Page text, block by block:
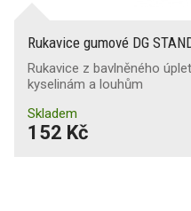
Rukavice gumové DG
Rukavice z bavlněného
kyselinám a louhům
Skladem
152 Kč